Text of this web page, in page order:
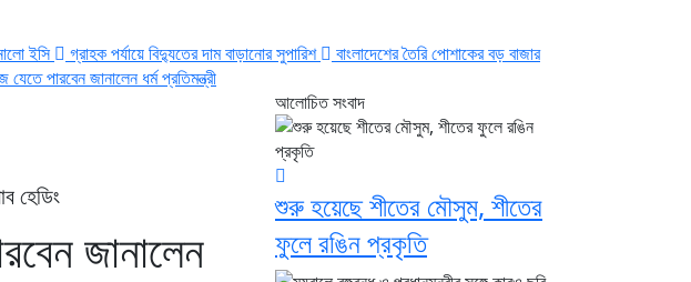
ইসি গ্রাহক পর্যায়ে বিদ্যুতের দাম বাড়ানোর সুপারিশ
বাংলাদেশের তৈরি পোশাকের বড় বাজার
পারবেন জানালেন ধর্ম প্রতিমন্ত্রী
হেডিং
জানালেন
আলোচিত সংবাদ
শুরু হয়েছে শীতের মৌসুম, শীতের
ফুলে রঙিন প্রকৃতি